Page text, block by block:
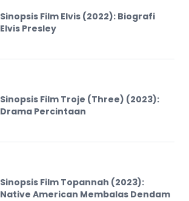
Sinopsis Film Elvis (2022): Biografi
Elvis Presley
Sinopsis Film Troje (Three) (2023):
Drama Percintaan
Sinopsis Film Topannah (2023):
Native American Membalas Dendam